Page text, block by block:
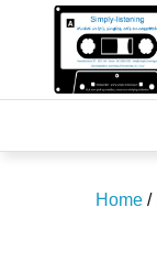
Home /